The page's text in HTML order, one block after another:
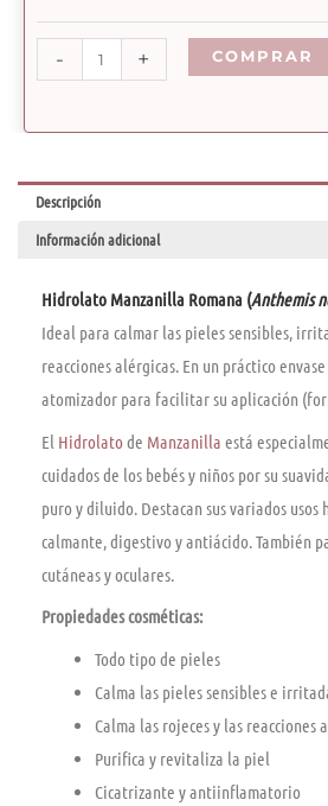
- + COMPRAR
Descripción
Información adicional
Hidrolato Manzanilla Romana (Anthemis
Ideal para calmar las pieles sensibles,
reacciones alérgicas. En un práctico
atomizador para facilitar su aplicación
El Hidrolatode Manzanilla está
cuidados de los bebés y niños por su
puro y diluido. Destacan sus variados usos
calmante, digestivo y antiácido. También
cutáneas y oculares.
Propiedades cosméticas:
Todo tipo de pieles
Calma las pieles sensibles e
Calma las rojeces y las reacciones
Purifica y revitaliza la piel
Cicatrizante y antiinflamatorio